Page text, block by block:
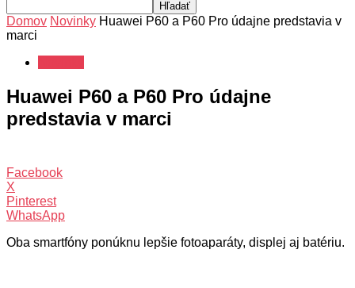
Domov Novinky Huawei P60 a P60 Pro údajne predstavia v
marci
Huawei P60 a P60 Pro údajne
predstavia v marci
Facebook
X
Pinterest
WhatsApp
Oba smartfóny ponúknu lepšie fotoaparáty, displej aj batériu.